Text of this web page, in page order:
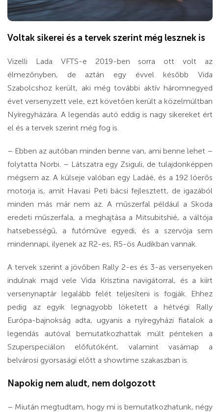
Voltak sikerei és a tervek szerint még lesznek is
Vizelli Lada VFTS-e 2019-ben sorra ott volt az
élmezőnyben, de aztán egy évvel később Vida
Szabolcshoz került, aki még további aktív háromnegyed
évet versenyzett vele, ezt követően került a közelmúltban
Nyíregyházára. A legendás autó eddig is nagy sikereket ért
el és a tervek szerint még fog is.
– Ebben az autóban minden benne van, ami benne lehet –
folytatta Norbi. – Látszatra egy Zsiguli, de tulajdonképpen
mégsem az. A külseje valóban egy Ladáé, és a 192 lóerős
motorja is, amit Havasi Peti bácsi fejlesztett, de igazából
minden más már nem az. A műszerfal például a Skoda
eredeti műszerfala, a meghajtása a Mitsubitshié, a váltója
hatsebességű, a futóműve egyedi, és a szervója sem
mindennapi, ilyenek az R2-es, R5-ös Audikban vannak.
A tervek szerint a jövőben Rally 2-es és 3-as versenyeken
indulnak majd vele Vida Krisztina navigátorral, és a kiírt
versenynaptár legalább felét teljesíteni is fogják. Ehhez
pedig az egyik legnagyobb löketett a hétvégi Rally
Európa-bajnokság adta, ugyanis a nyíregyházi fiatalok a
legendás autóval bemutatkozhattak múlt pénteken a
Szuperspeciálon előfutóként, valamint vasárnap a
belvárosi gyorsasági előtt a showtime szakaszban is.
Napokig nem aludt, nem dolgozott
– Miután megtudtam, hogy mi is bemutatkozhatunk, négy